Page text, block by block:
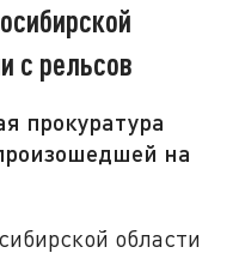
с рельсов
прокуратура
на
области